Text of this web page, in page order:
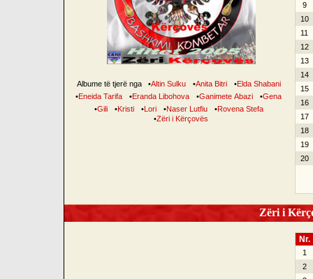
Albume të tjerë nga •Altin Sulku •Anita Bitri •Elda Shabani
•Eneida Tarifa •Eranda Libohova •Ganimete Abazi •Gena
•Gili •Kristi •Lori •Naser Lutfiu •Rovena Stefa
•Zëri i Kërçovës
9
10
11
12
13
14
15
16
17
18
19
20
Zëri i
Nr.
1
2